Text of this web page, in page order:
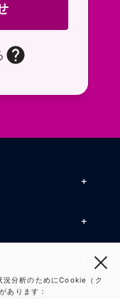
況分析のためにCookie（ク
あります：